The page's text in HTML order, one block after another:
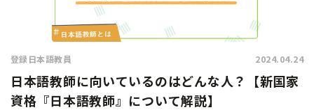
登録日本語教員 2024.04.24
日本語教師に向いているのはどんな人？【新国家
資格『日本語教師』について解説】